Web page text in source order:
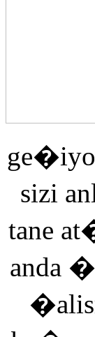
sizi
tane
anda